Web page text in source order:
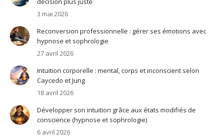
3 mai 2026
Reconversion professionnelle : gérer ses émotions avec
hypnose et sophrologie
27 avril 2026
Intuition corporelle : mental, corps et inconscient selon
Caycedo et Jung
18 avril 2026
Développer son intuition grâce aux états modifiés de
conscience (hypnose et sophrologie)
6 avril 2026